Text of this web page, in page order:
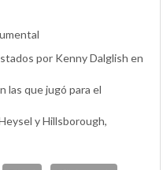
por Kenny Dalglish en
las que jugó para el
y Hillsborough,